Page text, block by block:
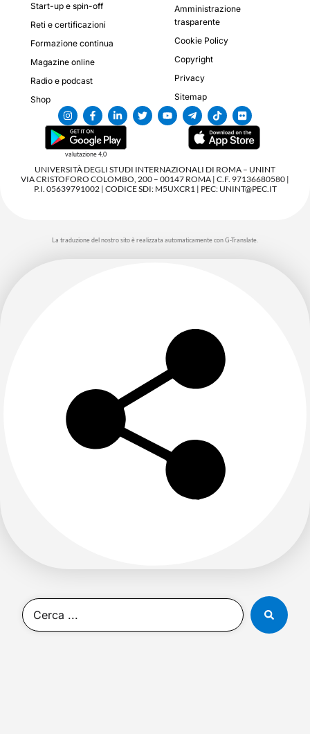
Start-up e spin-off
Reti e certificazioni
Formazione continua
Magazine online
Radio e podcast
Shop
Amministrazione
trasparente
Cookie Policy
Copyright
Privacy
Sitemap
valutazione 4,0
UNIVERSITÀ DEGLI STUDI INTERNAZIONALI DI ROMA – UNINT
VIA CRISTOFORO COLOMBO, 200 – 00147 ROMA | C.F. 97136680580 |
P.I. 05639791002 | CODICE SDI: M5UXCR1 | PEC: UNINT@PEC.IT
La traduzione del nostro sito è realizzata automaticamente con G-Translate.